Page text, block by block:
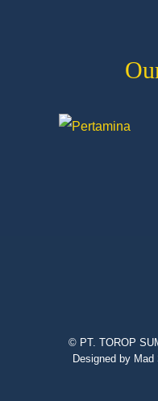
© PT. TOROP
Designed by